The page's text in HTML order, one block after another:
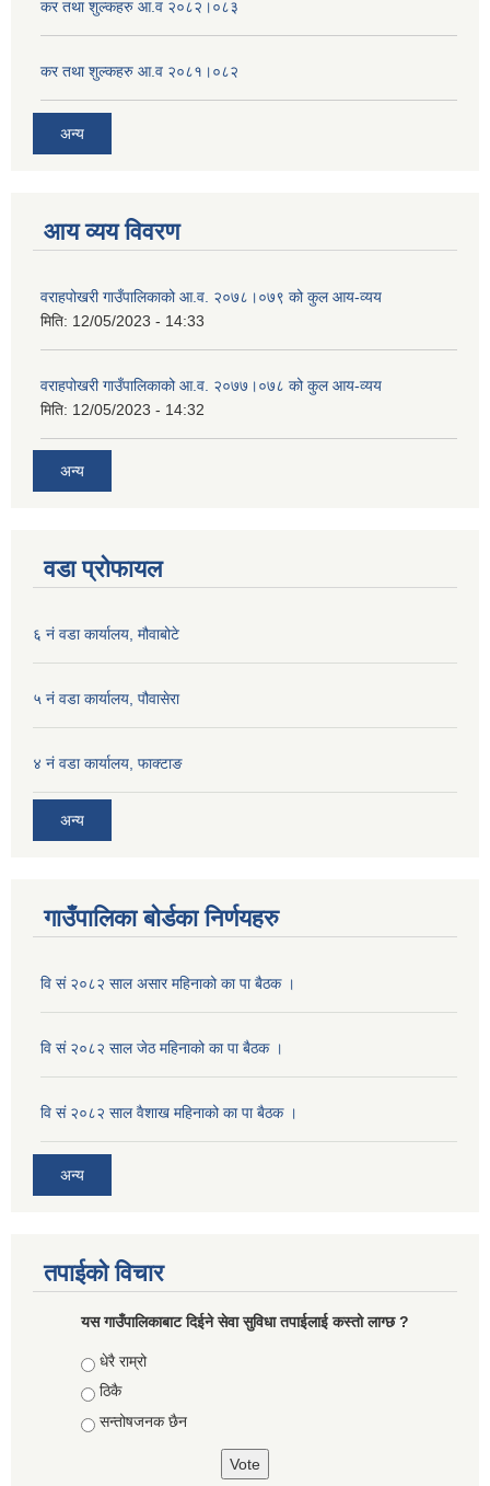
कर तथा शुल्कहरु आ.व २०८२।०८३
कर तथा शुल्कहरु आ.व २०८१।०८२
अन्य
आय व्यय विवरण
वराहपोखरी गाउँपालिकाको आ.व. २०७८।०७९ को कुल आय-व्यय
मिति: 12/05/2023 - 14:33
वराहपोखरी गाउँपालिकाको आ.व. २०७७।०७८ को कुल आय-व्यय
मिति: 12/05/2023 - 14:32
अन्य
वडा प्रोफायल
६ नं वडा कार्यालय, मौवाबोटे
५ नं वडा कार्यालय, पौवासेरा
४ नं वडा कार्यालय, फाक्टाङ
अन्य
गाउँपालिका बोर्डका निर्णयहरु
वि सं २०८२ साल असार महिनाको का पा बैठक ।
वि सं २०८२ साल जेठ महिनाको का पा बैठक ।
वि सं २०८२ साल वैशाख महिनाको का पा बैठक ।
अन्य
तपाईको विचार
यस गाउँपालिकाबाट दिईने सेवा सुविधा तपाईलाई कस्तो लाग्छ ?
Choices
धेरै राम्रो
ठिकै
सन्तोषजनक छैन